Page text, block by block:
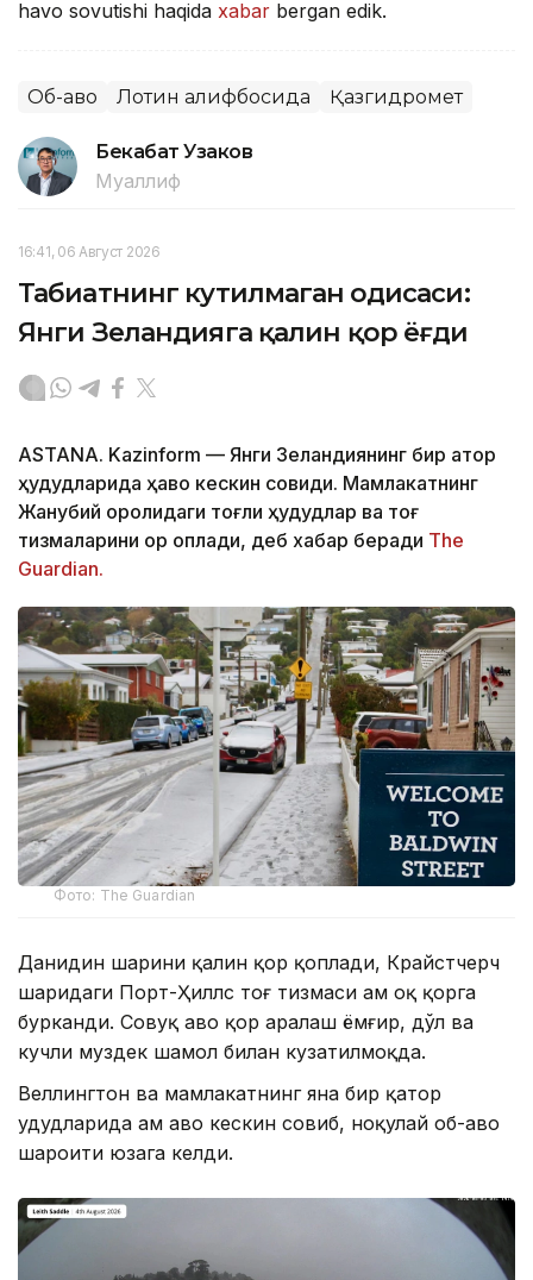
havo sovutishi haqida xabar bergan edik.
Об-ҳаво Лотин алифбосида Қазгидромет
Бекабат Узаков
Муаллиф
16:41, 06 Август 2026
Табиатнинг кутилмаган ҳодисаси:
Янги Зеландияга қалин қор ёғди
ASTANA. Kazinform — Янги Зеландиянинг бир қатор
ҳудудларида ҳаво кескин совиди. Мамлакатнинг
Жанубий оролидаги тоғли ҳудудлар ва тоғ
тизмаларини қор қоплади, деб хабар беради The
Guardian.
Фото: The Guardian
Данидин шаҳрини қалин қор қоплади, Крайстчерч
шаҳридаги Порт-Ҳиллс тоғ тизмаси ҳам оқ қорга
бурканди. Совуқ ҳаво қор аралаш ёмғир, дўл ва
кучли муздек шамол билан кузатилмоқда.
Веллингтон ва мамлакатнинг яна бир қатор
ҳудудларида ҳам ҳаво кескин совиб, ноқулай об-ҳаво
шароити юзага келди.